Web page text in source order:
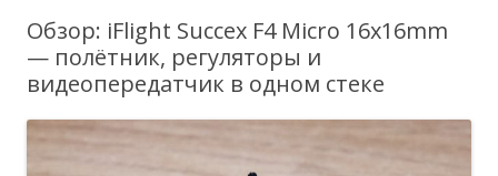
Обзор: iFlight Succex F4 Micro 16x16mm
— полётник, регуляторы и
видеопередатчик в одном стеке